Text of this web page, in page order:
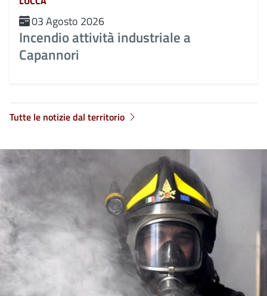
03 Agosto 2026
Incendio attività industriale a
Capannori
Tutte le notizie dal territorio